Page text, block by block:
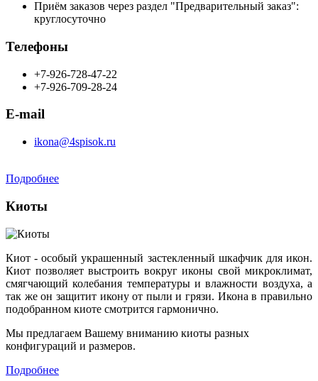
Приём заказов через раздел "Предварительный заказ":
круглосуточно
Телефоны
+7-926-728-47-22
+7-926-709-28-24
E-mail
ikona@4spisok.ru
Подробнее
Киоты
Киот - особый украшенный застекленный шкафчик для икон.
Киот позволяет выстроить вокруг иконы свой микроклимат,
смягчающий колебания температуры и влажности воздуха, а
так же он защитит икону от пыли и грязи. Икона в правильно
подобранном киоте смотрится гармонично.
Мы предлагаем Вашему вниманию киоты разных
конфигураций и размеров.
Подробнее